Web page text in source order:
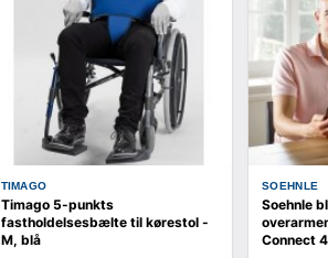
TIMAGO
Timago 5-punkts
fastholdelsesbælte til kørestol -
M, blå
SOEHNLE
Soehnle
Connect